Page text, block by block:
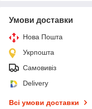
Умови доставки
Нова Пошта
Укрпошта
Самовивіз
Delivery
Всі умови доставки